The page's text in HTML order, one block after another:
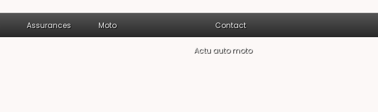
Assurances Moto Contact
Actu auto moto